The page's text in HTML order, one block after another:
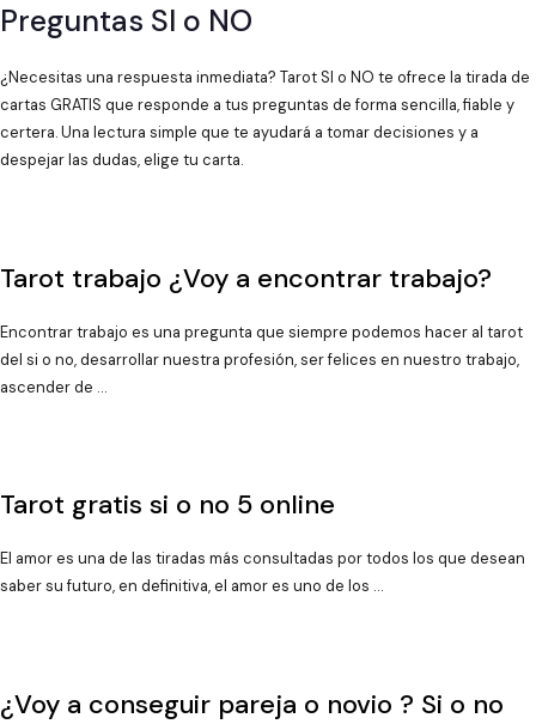
Preguntas SI o NO
¿Necesitas una respuesta inmediata? Tarot SI o NO te ofrece la tirada de
cartas GRATIS que responde a tus preguntas de forma sencilla, fiable y
certera. Una lectura simple que te ayudará a tomar decisiones y a
despejar las dudas, elige tu carta.
Tarot trabajo ¿Voy a encontrar trabajo?
Encontrar trabajo es una pregunta que siempre podemos hacer al tarot
del si o no, desarrollar nuestra profesión, ser felices en nuestro trabajo,
ascender de …
Tarot gratis si o no 5 online
El amor es una de las tiradas más consultadas por todos los que desean
saber su futuro, en definitiva, el amor es uno de los …
¿Voy a conseguir pareja o novio ? Si o no